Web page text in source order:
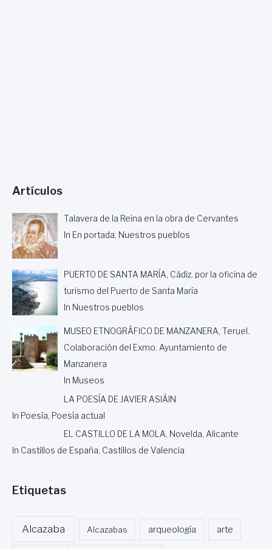
Artículos
Talavera de la Reina en la obra de Cervantes
In En portada, Nuestros pueblos
PUERTO DE SANTA MARÍA, Cádiz. por la oficina de
turismo del Puerto de Santa María
In Nuestros pueblos
MUSEO ETNOGRÁFICO DE MANZANERA, Teruel.
Colaboración del Exmo. Ayuntamiento de
Manzanera
In Museos
LA POESÍA DE JAVIER ASIÁIN
In Poesía, Poesía actual
EL CASTILLO DE LA MOLA, Novelda, Alicante
In Castillos de España, Castillos de Valencia
Etiquetas
Alcazaba Alcazabas arqueología arte